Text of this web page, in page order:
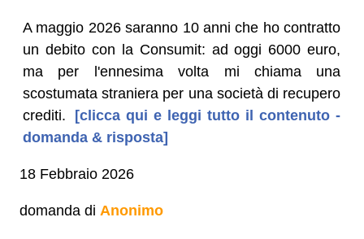
A maggio 2026 saranno 10 anni che ho contratto
un debito con la Consumit: ad oggi 6000 euro,
ma per l'ennesima volta mi chiama una
scostumata straniera per una società di recupero
crediti.
[clicca qui e leggi tutto il contenuto -
domanda & risposta]
18 Febbraio 2026
domanda di Anonimo